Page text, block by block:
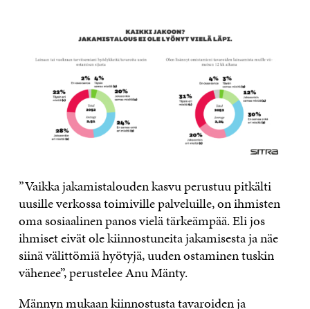
”Vaikka jakamistalouden kasvu perustuu pitkälti
uusille verkossa toimiville palveluille, on ihmisten
oma sosiaalinen panos vielä tärkeämpää. Eli jos
ihmiset eivät ole kiinnostuneita jakamisesta ja näe
siinä välittömiä hyötyjä, uuden ostaminen tuskin
vähenee”, perustelee Anu Mänty.
Männyn mukaan kiinnostusta tavaroiden ja